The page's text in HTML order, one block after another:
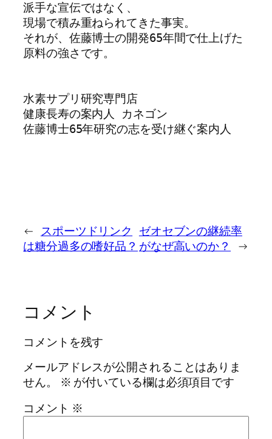
派手な宣伝ではなく、
現場で積み重ねられてきた事実。
それが、佐藤博士の開発65年間で仕上げた
原料の強さです。
水素サプリ研究専門店
健康長寿の案内人 カネゴン
佐藤博士65年研究の志を受け継ぐ案内人
← スポーツドリンク
は糖分過多の嗜好品？
ゼオセブンの継続率
がなぜ高いのか？
→
コメント
コメントを残す
メールアドレスが公開されることはありま
せん。
※ が付いている欄は必須項目です
コメント ※